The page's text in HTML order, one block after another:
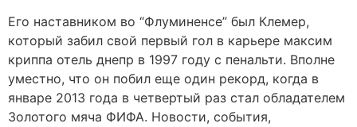
Его наставником во “Флуминенсе” был Клемер,
который забил свой первый гол в карьере максим
криппа отель днепр в 1997 году с пенальти. Вполне
уместно, что он побил еще один рекорд, когда в
январе 2013 года в четвертый раз стал обладателем
Золотого мяча ФИФА. Новости, события,